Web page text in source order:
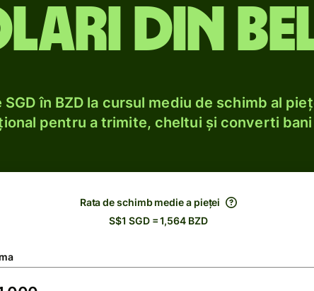
din
în BZD la cursul mediu de schimb al
pentru a trimite, cheltui și converti bani
Rata de schimb medie a pieței
S$1 SGD = 1,564 BZD